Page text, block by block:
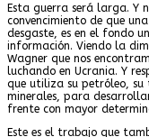
Esta guerra será larga. Y
convencimiento de que
desgaste, es en el fondo
información. Viendo la
Wagner que nos
luchando en Ucrania. Y
que utiliza su petróleo, su
minerales, para
frente con mayor
Este es el trabajo que